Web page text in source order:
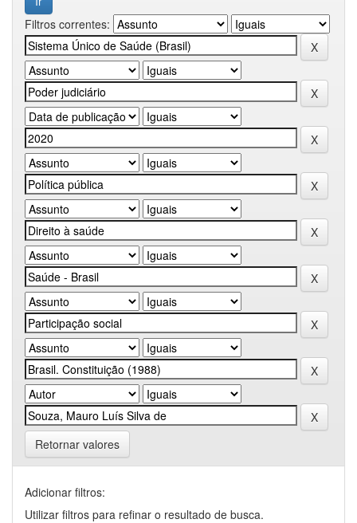
Filtros correntes:
Retornar valores
Adicionar filtros:
Utilizar filtros para refinar o resultado de busca.